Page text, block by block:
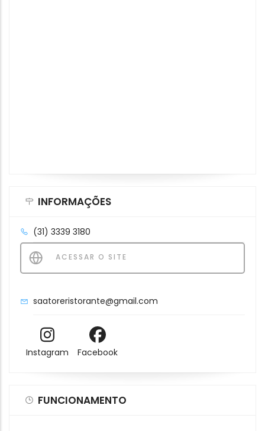
INFORMAÇÕES
(31) 3339 3180
ACESSAR O SITE
saatoreristorante@gmail.com
Instagram Facebook
FUNCIONAMENTO